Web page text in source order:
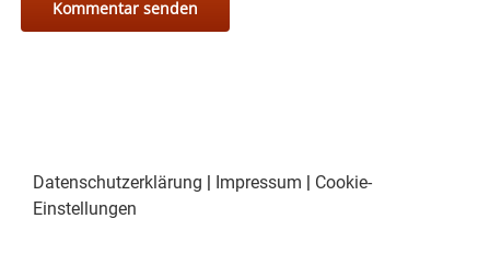
Datenschutzerklärung Impressum
Cookie-
Einstellungen